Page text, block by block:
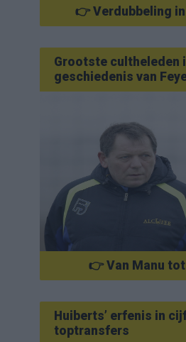
👉 Verdubbeling
Grootste cultheleden
geschiedenis van
👉 Van Manu
Huiberts’ erfenis in
toptransfers